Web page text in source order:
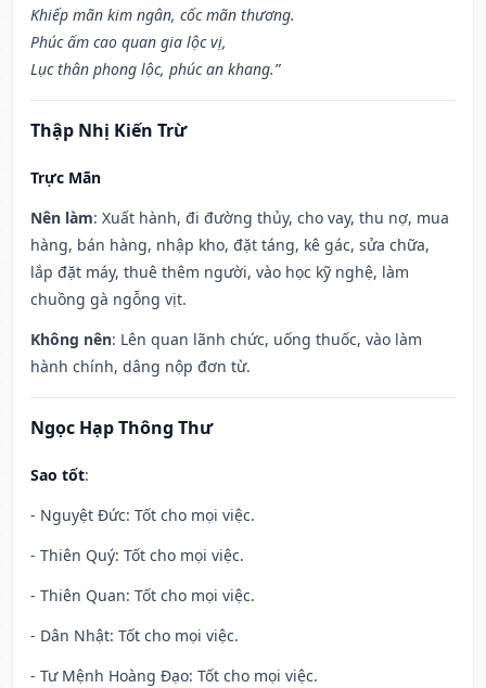
Khiếp mãn kim ngân, cốc mãn thương.
Phúc ấm cao quan gia lộc vị,
Lục thân phong lộc, phúc an khang.”
Thập Nhị Kiến Trừ
Trực Mãn
Nên làm: Xuất hành, đi đường thủy, cho vay, thu nợ, mua
hàng, bán hàng, nhập kho, đặt táng, kê gác, sửa chữa,
lắp đặt máy, thuê thêm người, vào học kỹ nghệ, làm
chuồng gà ngỗng vịt.
Không nên: Lên quan lãnh chức, uống thuốc, vào làm
hành chính, dâng nộp đơn từ.
Ngọc Hạp Thông Thư
Sao tốt:
- Nguyệt Đức: Tốt cho mọi việc.
- Thiên Quý: Tốt cho mọi việc.
- Thiên Quan: Tốt cho mọi việc.
- Dân Nhật: Tốt cho mọi việc.
- Tư Mệnh Hoàng Đạo: Tốt cho mọi việc.